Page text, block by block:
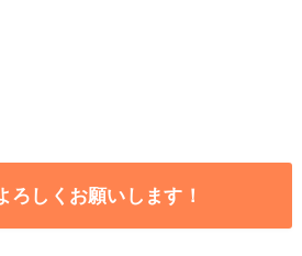
ろしくお願いします！